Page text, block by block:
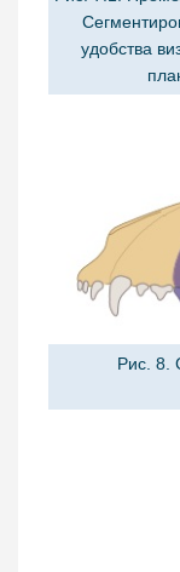
удобства
Рис. 8.